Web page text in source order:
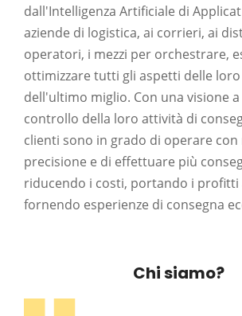
dall'Intelligenza Artificiale di
aziende di logistica, ai corrieri, ai
operatori, i mezzi per orchestrare,
ottimizzare tutti gli aspetti delle
dell'ultimo miglio. Con una visione a
controllo della loro attività di
clienti sono in grado di operare con
precisione e di effettuare più
riducendo i costi, portando i profitti
fornendo esperienze di consegna
Chi siamo?